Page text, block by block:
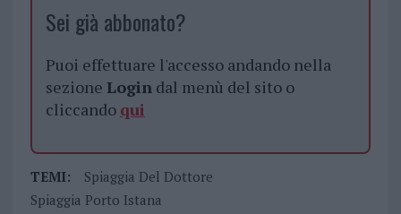
Sei già abbonato?
Puoi effettuare l'accesso andando nella
sezione Logindal menù del sito o
cliccando qui
TEMI:
Spiaggia Del Dottore
Spiaggia Porto Istana